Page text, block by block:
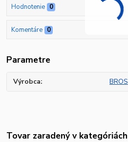
Hodnotenie 0
Komentáre 0
Parametre
Výrobca BROS
Tovar zaradený v kategóriách